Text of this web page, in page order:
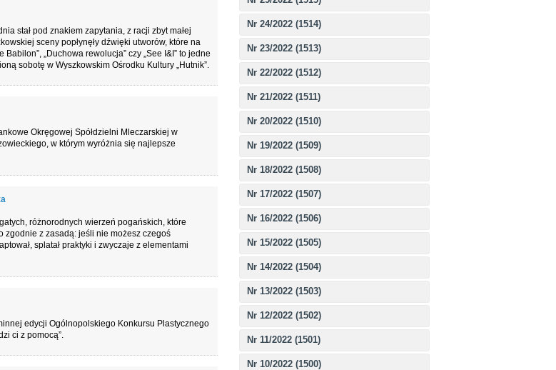
Nr 24/2022 (1514)
Nr 23/2022 (1513)
Nr 22/2022 (1512)
Nr 21/2022 (1511)
Nr 20/2022 (1510)
Nr 19/2022 (1509)
Nr 18/2022 (1508)
Nr 17/2022 (1507)
Nr 16/2022 (1506)
Nr 15/2022 (1505)
Nr 14/2022 (1504)
Nr 13/2022 (1503)
Nr 12/2022 (1502)
Nr 11/2022 (1501)
Nr 10/2022 (1500)
stał pod znakiem zapytania, z racji zbyt małej
sceny popłynęły dźwięki utworów, które na
„Duchowa rewolucja” czy „See I&I” to jedne
sobotę w Wyszkowskim Ośrodku Kultury „Hutnik”.
Okręgowej Spółdzielni Mleczarskiej w
w którym wyróżnia się najlepsze
różnorodnych wierzeń pogańskich, które
zgodnie z zasadą: jeśli nie możesz czegoś
splatał praktyki i zwyczaje z elementami
edycji Ogólnopolskiego Konkursu Plastycznego
ci z pomocą”.